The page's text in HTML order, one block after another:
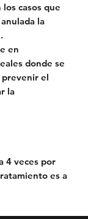
casos que
la
en
donde se
el
la
4 veces por
es a